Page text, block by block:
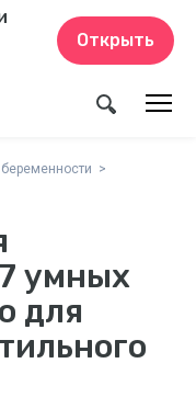
Открыть
умных
для